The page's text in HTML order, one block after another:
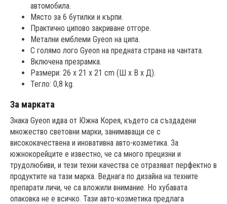
автомобила.
Място за 6 бутилки и кърпи.
Практично ципово закриване отгоре.
Метални емблеми Gyeon на ципа.
С голямо лого Gyeon на предната страна на чантата.
Включена презрамка.
Размери: 26 x 21 x 21 cm (Ш x В x Д).
Тегло: 0,8 kg.
За марката
Знака Gyeon идва от Южна Корея, където са създадени
множество световни марки, занимаващи се с
висококачествена и иновативна авто-козметика. За
южнокорейците е известно, че са много прецизни и
трудолюбиви, и тези техни качества се отразяват перфектно в
продуктите на тази марка. Веднага по дизайна на техните
препарати личи, че са вложили внимание. Но хубавата
опаковка не е всичко. Тази авто-козметика предлага